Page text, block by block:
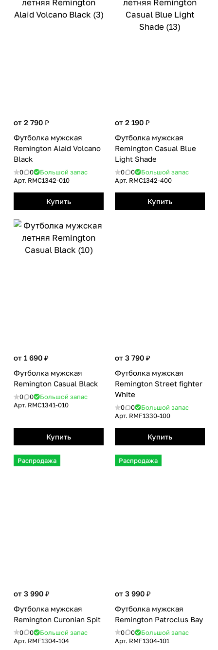
от 2 790 ₽
Футболка мужская
Remington Alaid Volcano
Вlack
0 0
Большой запас
Арт. RMС1342-010
Купить
от 2 190 ₽
Футболка мужская
Remington Casual Blue
Light Shade
0 0
Большой запас
Арт. RMС1342-400
Купить
от 1 690 ₽
Футболка мужская
Remington Casual Вlack
0 0
Большой запас
Арт. RMС1341-010
Купить
от 3 790 ₽
Футболка мужская
Remington Street fighter
White
0 0
Большой запас
Арт. RMF1330-100
Купить
Распродажа
от 3 990 ₽
Футболка мужская
Remington Curonian Spit
0 0
Большой запас
Арт. RMF1304-104
Распродажа
от 3 990 ₽
Футболка мужская
Remington Patroclus Bay
0 0
Большой запас
Арт. RMF1304-101